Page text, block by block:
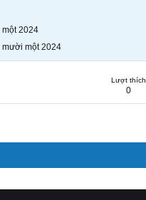
2024
mười một 2024
Lượt thích
0